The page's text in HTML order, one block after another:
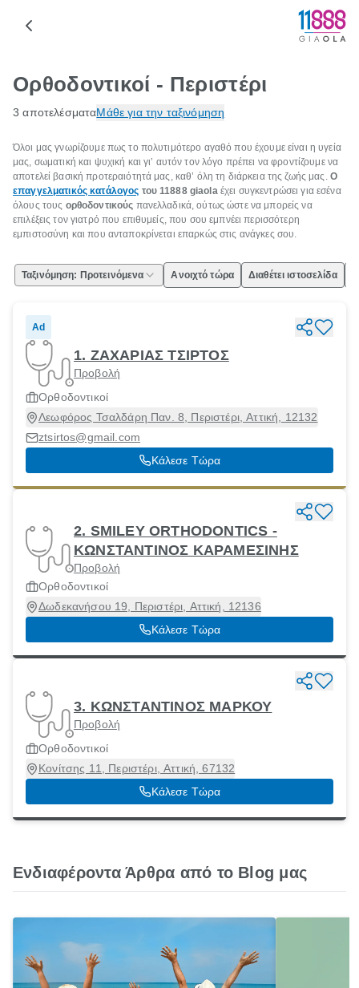
Ορθοδοντικοί - Περιστέρι
3 αποτελέσματαΜάθε για την ταξινόμηση
Όλοι μας γνωρίζουμε πως το πολυτιμότερο αγαθό που έχουμε είναι η υγεία
μας, σωματική και ψυχική και γι’ αυτόν τον λόγο πρέπει να φροντίζουμε να
αποτελεί βασική προτεραιότητά μας, καθ’ όλη τη διάρκεια της ζωής μας. Ο
επαγγελματικός κατάλογος του 11888 giaola έχει συγκεντρώσει για εσένα
όλους τους ορθοδοντικούς πανελλαδικά, ούτως ώστε να μπορείς να
επιλέξεις τον γιατρό που επιθυμείς, που σου εμπνέει περισσότερη
εμπιστοσύνη και που ανταποκρίνεται επαρκώς στις ανάγκες σου.
Ταξινόμηση: Προτεινόμενα Ανοιχτό τώρα Διαθέτει ιστοσελίδα
Ad
1. ΖΑΧΑΡΙΑΣ ΤΣΙΡΤΟΣ
Προβολή
Ορθοδοντικοί
Λεωφόρος Τσαλδάρη Παν. 8, Περιστέρι, Αττική, 12132
ztsirtos@gmail.com
Κάλεσε Τώρα
2. SMILEY ORTHODONTICS -
ΚΩΝΣΤΑΝΤΙΝΟΣ ΚΑΡΑΜΕΣΙΝΗΣ
Προβολή
Ορθοδοντικοί
Δωδεκανήσου 19, Περιστέρι, Αττική, 12136
Κάλεσε Τώρα
3. ΚΩΝΣΤΑΝΤΙΝΟΣ ΜΑΡΚΟΥ
Προβολή
Ορθοδοντικοί
Κονίτσης 11, Περιστέρι, Αττική, 67132
Κάλεσε Τώρα
Ενδιαφέροντα Άρθρα από το Blog μας